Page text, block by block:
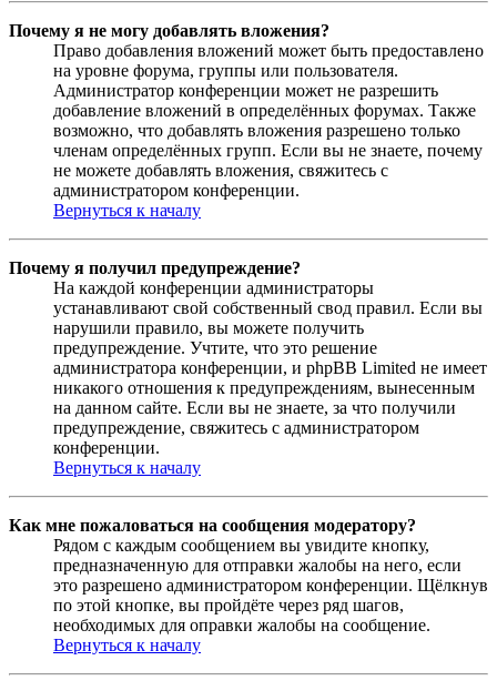
Почему я не могу добавлять вложения?
Право добавления вложений может быть предоставлено
на уровне форума, группы или пользователя.
Администратор конференции может не разрешить
добавление вложений в определённых форумах. Также
возможно, что добавлять вложения разрешено только
членам определённых групп. Если вы не знаете, почему
не можете добавлять вложения, свяжитесь с
администратором конференции.
Вернуться к началу
Почему я получил предупреждение?
На каждой конференции администраторы
устанавливают свой собственный свод правил. Если вы
нарушили правило, вы можете получить
предупреждение. Учтите, что это решение
администратора конференции, и phpBB Limited не имеет
никакого отношения к предупреждениям, вынесенным
на данном сайте. Если вы не знаете, за что получили
предупреждение, свяжитесь с администратором
конференции.
Вернуться к началу
Как мне пожаловаться на сообщения модератору?
Рядом с каждым сообщением вы увидите кнопку,
предназначенную для отправки жалобы на него, если
это разрешено администратором конференции. Щёлкнув
по этой кнопке, вы пройдёте через ряд шагов,
необходимых для оправки жалобы на сообщение.
Вернуться к началу